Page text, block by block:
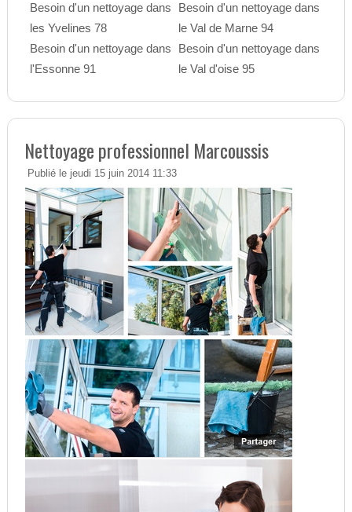
Besoin d'un nettoyage dans
les Yvelines 78
Besoin d'un nettoyage dans
l'Essonne 91
Besoin d'un nettoyage dans
le Val de Marne 94
Besoin d'un nettoyage dans
le Val d'oise 95
Nettoyage professionnel Marcoussis
Publié le jeudi 15 juin 2014 11:33